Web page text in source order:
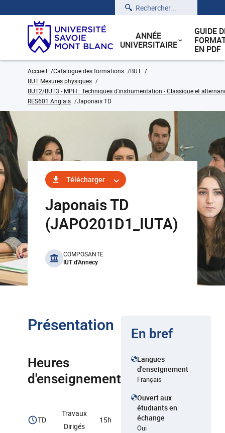
Rechercher
ANNÉE
UNIVERSITAIRE
GUIDE
EN PDF
Accueil Catalogue des formations
BUT
BUT Mesures physiques
BUT2/BUT3 - MPH : Techniques d'instrumentation - Classique et
RES601 Anglais
Japonais TD
Télécharger
Japonais TD
(JAPO201D1_IUTA)
benefits
COMPOSANTE
IUT d'Annecy
Présentation
Heures
d'enseignement
TD
Travaux
Dirigés
15h
En bref
Langues
d'enseignement
Français
Ouvert aux
étudiants en
échange
Oui